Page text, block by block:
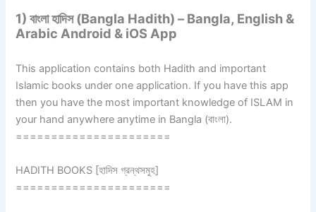
1) বাংলা হাদিস (Bangla Hadith) – Bangla, English &
Arabic Android & iOS App
This application contains both Hadith and important
Islamic books under one application. If you have this app
then you have the most important knowledge of ISLAM in
your hand anywhere anytime in Bangla (বাংলা).
======================
HADITH BOOKS [হাদিস গ্রন্থসমুহ]
======================